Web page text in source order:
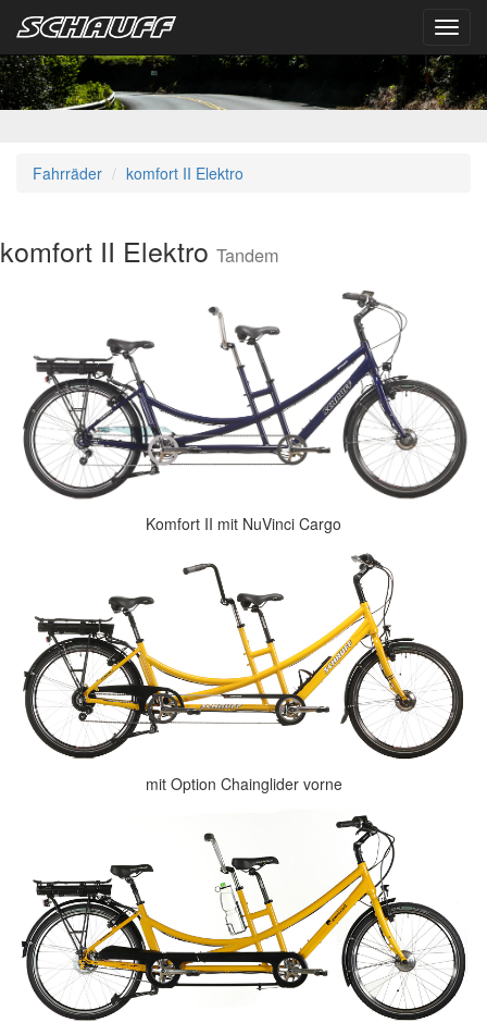
Fahrräder komfort II Elektro
komfort II Elektro Tandem
Komfort II mit NuVinci Cargo
mit Option Chainglider vorne